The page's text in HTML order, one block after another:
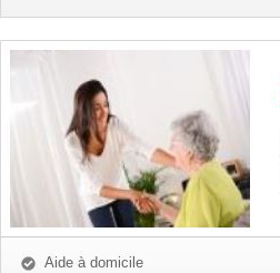
Aide à domicile